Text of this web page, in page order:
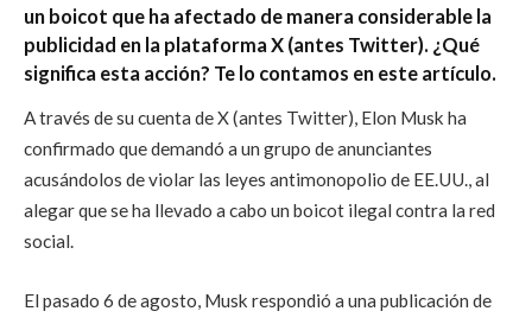
un boicot que ha afectado de manera considerable la
publicidad en la plataforma X (antes Twitter). ¿Qué
significa esta acción? Te lo contamos en este artículo.
A través de su cuenta deX (antes Twitter), Elon Musk ha
confirmado que demandó a un grupo de anunciantes
acusándolos de violar las leyes antimonopolio de EE.UU., al
alegar que se ha llevado a cabo un boicot ilegal contra la red
social.
El pasado 6 de agosto, Musk respondió a una publicación de